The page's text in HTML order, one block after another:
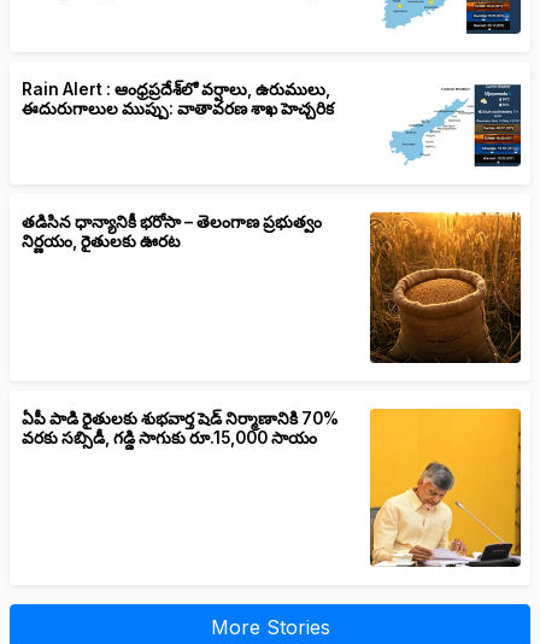
Rain Alert : ఆంధ్రప్రదేశ్‌లో వర్షాలు, ఉరుములు,
ఈదురుగాలుల ముప్పు: వాతావరణ శాఖ హెచ్చరిక
తడిసిన ధాన్యానికీ భరోసా – తెలంగాణ ప్రభుత్వం
నిర్ణయం, రైతులకు ఊరట
ఏపీ పాడి రైతులకు శుభవార్త షెడ్ నిర్మాణానికి 70%
వరకు సబ్సిడీ, గడ్డి సాగుకు రూ.15,000 సాయం
More Stories